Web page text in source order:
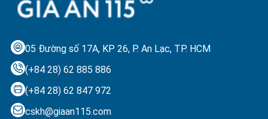
05 Đường số 17A, KP 26, P. An Lạc, TP. HCM
(+84 28) 62 885 886
(+84 28) 62 847 972
cskh@giaan115.com